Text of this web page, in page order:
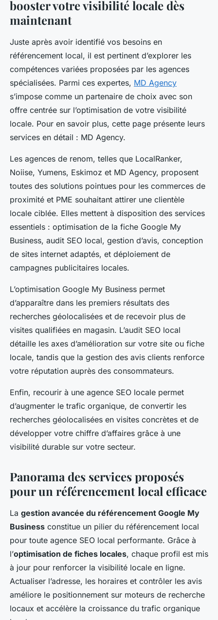
booster votre visibilité locale dès
maintenant
Juste après avoir identifié vos besoins en
référencement local, il est pertinent d’explorer les
compétences variées proposées par les agences
spécialisées. Parmi ces expertes, MD Agency
s’impose comme un partenaire de choix avec son
offre centrée sur l’optimisation de votre visibilité
locale. Pour en savoir plus, cette page présente leurs
services en détail : MD Agency.
Les agences de renom, telles que LocalRanker,
Noiise, Yumens, Eskimoz et MD Agency, proposent
toutes des solutions pointues pour les commerces de
proximité et PME souhaitant attirer une clientèle
locale ciblée. Elles mettent à disposition des services
essentiels : optimisation de la fiche Google My
Business, audit SEO local, gestion d’avis, conception
de sites internet adaptés, et déploiement de
campagnes publicitaires locales.
L’optimisation Google My Business permet
d’apparaître dans les premiers résultats des
recherches géolocalisées et de recevoir plus de
visites qualifiées en magasin. L’audit SEO local
détaille les axes d’amélioration sur votre site ou fiche
locale, tandis que la gestion des avis clients renforce
votre réputation auprès des consommateurs.
Enfin, recourir à une agence SEO locale permet
d’augmenter le trafic organique, de convertir les
recherches géolocalisées en visites concrètes et de
développer votre chiffre d’affaires grâce à une
visibilité durable sur votre secteur.
Panorama des services proposés
pour un référencement local efficace
La gestion avancée du référencement Google My
Business constitue un pilier du référencement local
pour toute agence SEO local performante. Grâce à
l’optimisation de fiches locales, chaque profil est mis
à jour pour renforcer la visibilité locale en ligne.
Actualiser l’adresse, les horaires et contrôler les avis
améliore le positionnement sur moteurs de recherche
locaux et accélère la croissance du trafic organique